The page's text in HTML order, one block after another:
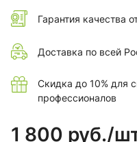
Гарантия качества
Доставка по всей
Скидка до 10% для
профессионалов
1 800 руб./